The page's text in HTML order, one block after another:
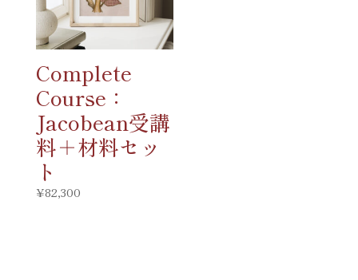
ブ
ロ
ー
チ
個
Complete
Course：
Jacobean受講
料＋材料セッ
ト
¥82,300